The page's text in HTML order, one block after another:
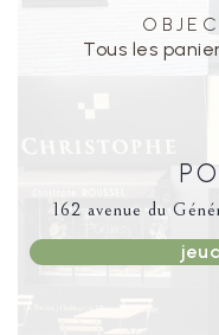
Tous les
162 avenue du